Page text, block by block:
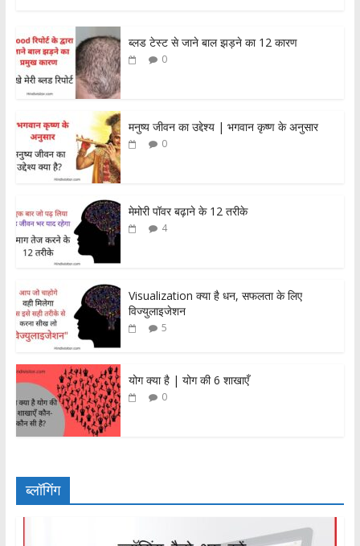
ब्लड टेस्ट से जाने बाल झड़ने का 12 कारण
0
मनुष्य जीवन का उद्देश्य | भगवान कृष्ण के अनुसार
0
मेमोरी पॉवर बढ़ाने के 12 तरीके
4
Visualization क्या है धन, सफलता के लिए
विज्युलाइजेशन
5
योग क्या है | योग की 6 शाखाएँ
0
ब्लॉगिंग